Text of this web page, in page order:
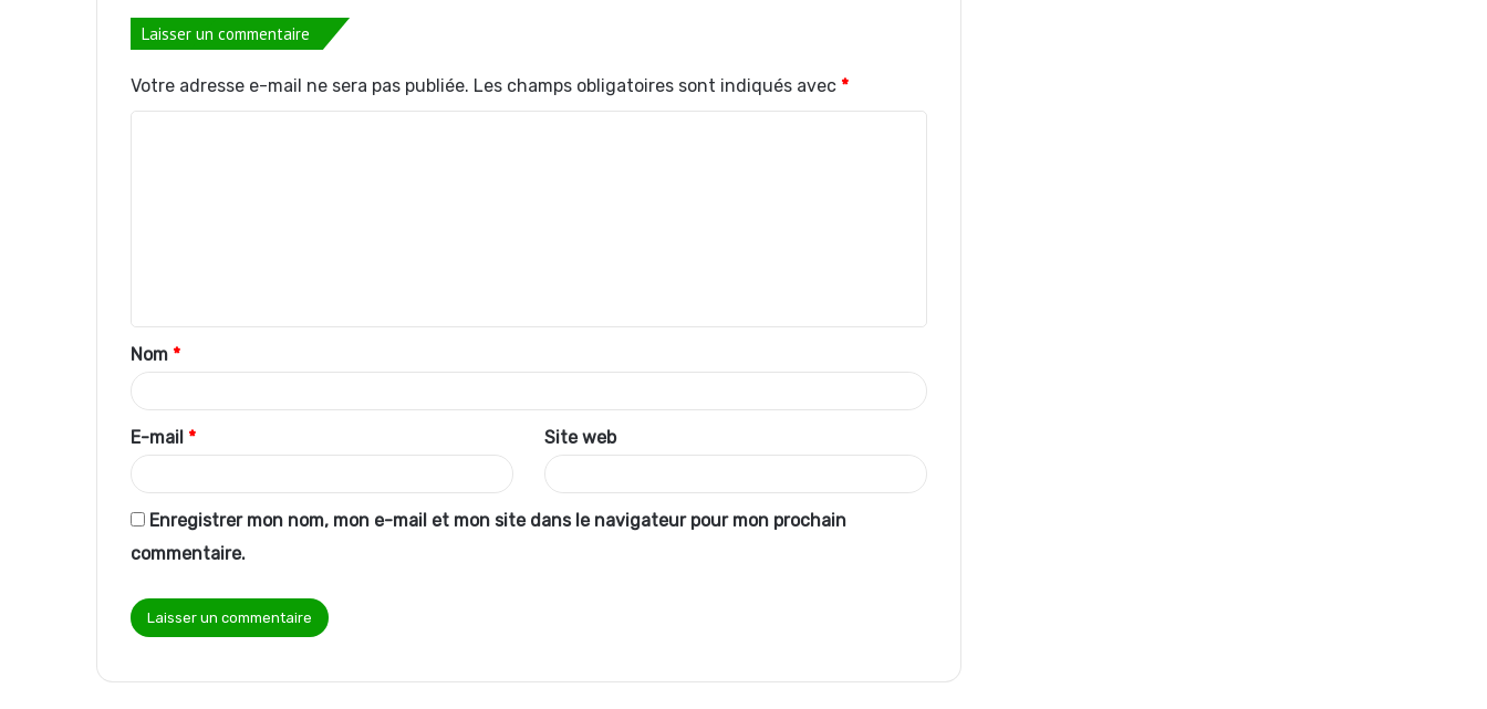
Laisser un commentaire
Votre adresse e-mail ne sera pas publiée. Les champs obligatoires sont indiqués avec *
t
a
i
r
e
*
Nom *
E-mail * Site web
Enregistrer mon nom, mon e-mail et mon site dans le navigateur pour mon prochain
commentaire.